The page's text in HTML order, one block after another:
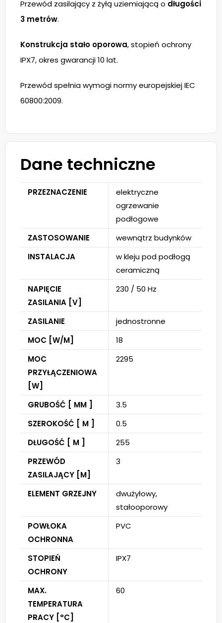
Przewód zasilający z żyłą uziemiającą o długości
3 metrów.
Konstrukcja stało oporowa, stopień ochrony
IPX7, okres gwarancji 10 lat.
Przewód spełnia wymogi normy europejskiej IEC
60800:2009.
Dane techniczne
PRZEZNACZENIE
elektryczne
ogrzewanie
podłogowe
ZASTOSOWANIE
wewnątrz budynków
INSTALACJA
w kleju pod podłogą
ceramiczną
NAPIĘCIE
ZASILANIA [V]
230 / 50 Hz
ZASILANIE
jednostronne
MOC [W/M]
18
MOC
PRZYŁĄCZENIOWA
[W]
2295
GRUBOŚĆ [ MM ]
3.5
SZEROKOŚĆ [ M ]
0.5
DŁUGOŚĆ [ M ]
255
PRZEWÓD
ZASILAJĄCY [M]
3
ELEMENT GRZEJNY
dwużyłowy,
stałooporowy
POWŁOKA
OCHRONNA
PVC
STOPIEŃ
OCHRONY
IPX7
MAX.
TEMPERATURA
PRACY [°C]
60